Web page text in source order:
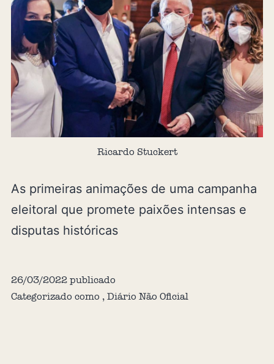
Ricardo Stuckert
As primeiras animações de uma campanha
eleitoral que promete paixões intensas e
disputas históricas
26/03/2022publicado
Categorizado como , Diário Não Oficial